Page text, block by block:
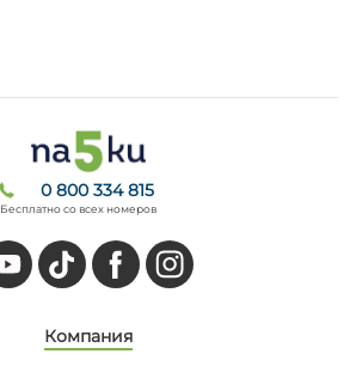
0 800 334 815
Бесплатно со всех номеров
Компания